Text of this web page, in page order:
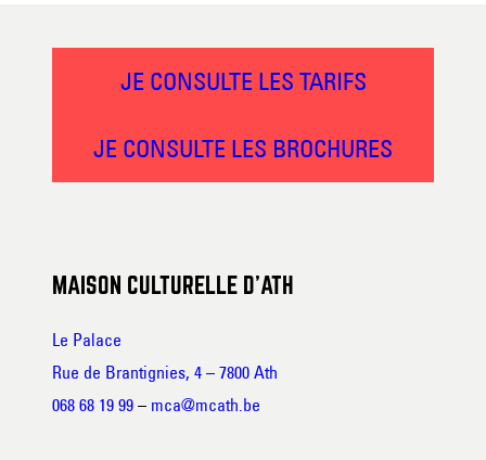
JE CONSULTE LES TARIFS
JE CONSULTE LES BROCHURES
MAISON CULTURELLE D’ATH
Le Palace
Rue de Brantignies, 4 – 7800 Ath
068 68 19 99 – mca@mcath.be